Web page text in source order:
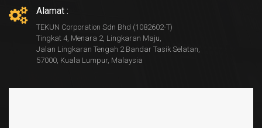
Alamat :
TEKUN Corporation Sdn Bhd (1082602-T)
Tingkat 4, Menara 2, Lingkaran Maju,
Jalan Lingkaran Tengah 2 Bandar Tasik Selatan,
57000, Kuala Lumpur, Malaysia